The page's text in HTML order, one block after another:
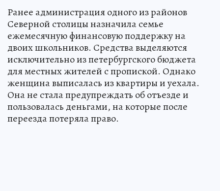
Ранее администрация одного из районов
Северной столицы назначила семье
ежемесячную финансовую поддержку на
двоих школьников. Средства выделяются
исключительно из петербургского бюджета
для местных жителей с пропиской. Однако
женщина выписалась из квартиры и уехала.
Она не стала предупреждать об отъезде и
пользовалась деньгами, на которые после
переезда потеряла право.